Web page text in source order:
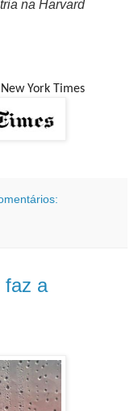
na Harvard
York Times
faz a